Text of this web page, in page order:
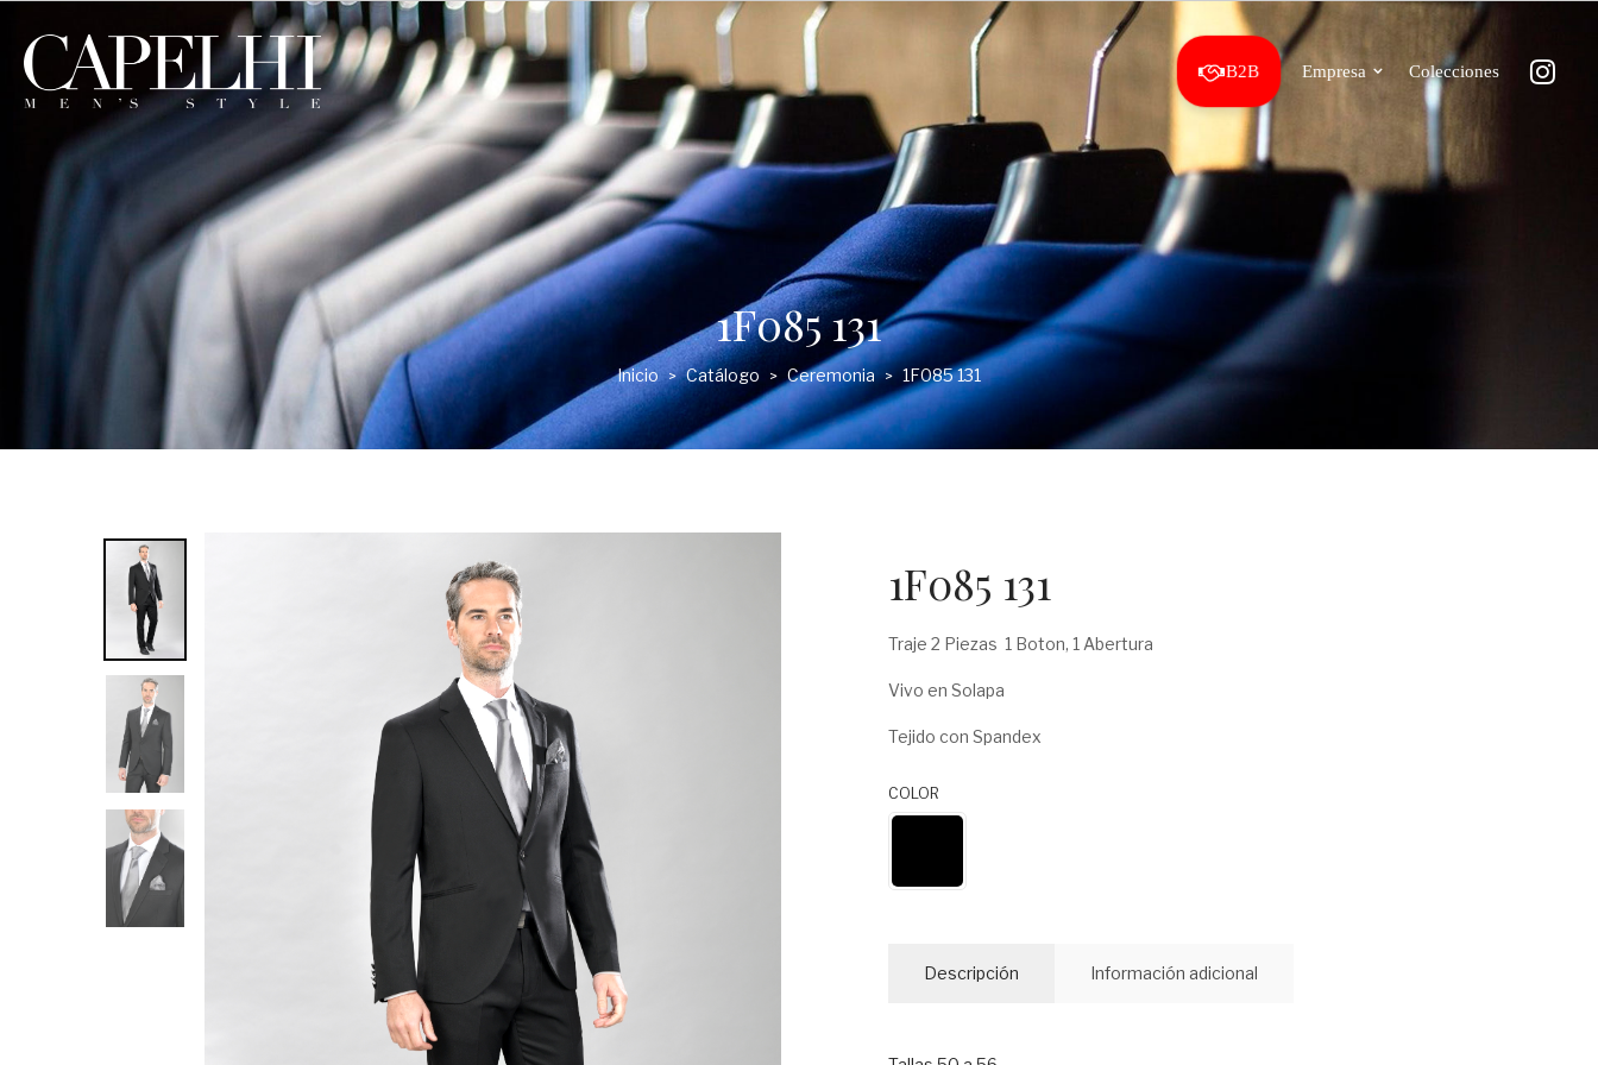
B2B Empresa Colecciones
1F085 131
Inicio > Catálogo > Ceremonia > 1F085 131
1F085 131
Traje 2 Piezas 1 Boton, 1 Abertura
Vivo en Solapa
Tejido con Spandex
COLOR
Descripción Información adicional